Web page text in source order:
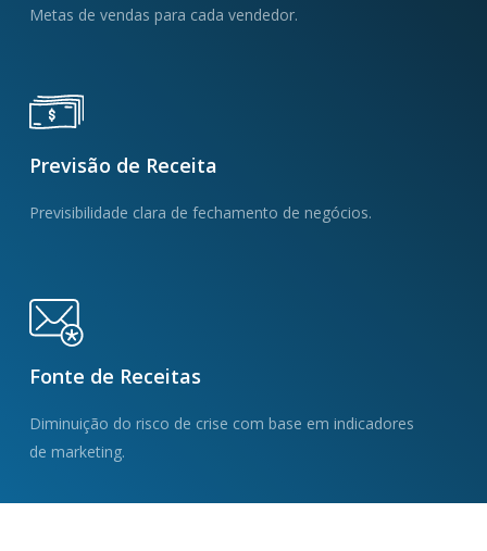
Metas de vendas para cada vendedor.
Previsão de Receita
Previsibilidade clara de fechamento de negócios.
Fonte de Receitas
Diminuição do risco de crise com base em indicadores
de marketing.